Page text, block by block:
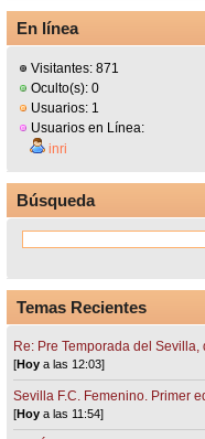
En línea
Visitantes: 871
Oculto(s): 0
Usuarios: 1
Usuarios en Línea:
inri
Búsqueda
Temas Recientes
Re: Pre Temporada del
[Hoy a las 12:03]
Sevilla F.C. Femenino. Primer
[Hoy a las 11:54]